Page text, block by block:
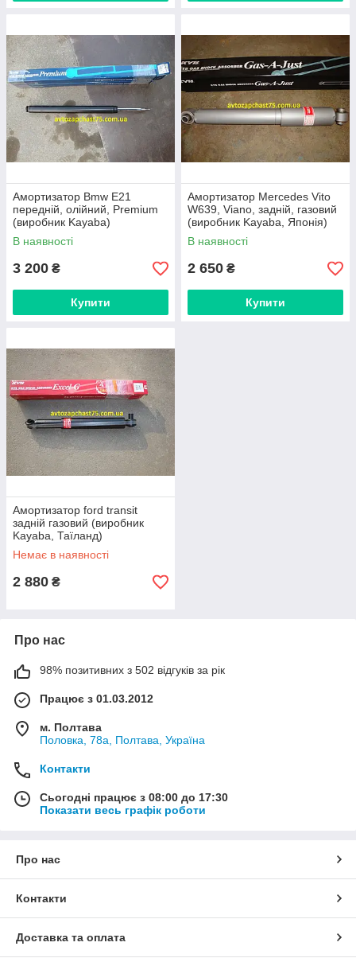
Амортизатор Bmw E21
передній, олійний, Premium
(виробник Kayaba)
В наявності
3 200 ₴
Купити
Амортизатор Mercedes Vito
W639, Viano, задній, газовий
(виробник Kayaba, Японія)
В наявності
2 650 ₴
Купити
Амортизатор ford transit
задній газовий (виробник
Kayaba, Таїланд)
Немає в наявності
2 880 ₴
Про нас
98% позитивних з 502 відгуків за рік
Працює з 01.03.2012
м. Полтава
Половка, 78а, Полтава, Україна
Контакти
Сьогодні працює з 08:00 до 17:30
Показати весь графік роботи
Про нас
Контакти
Доставка та оплата